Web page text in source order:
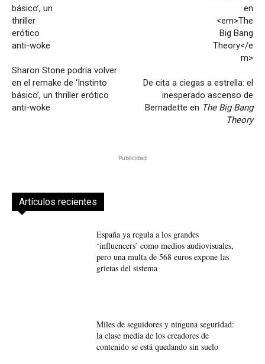
Sharon Stone podría volver
en el remake de ‘Instinto
básico’, un thriller erótico
anti-woke
De cita a ciegas a estrella: el
inesperado ascenso de
Bernadette en The Big Bang
Theory
Publicidad
Artículos recientes
España ya regula a los grandes
‘influencers’ como medios audiovisuales,
pero una multa de 568 euros expone las
grietas del sistema
Miles de seguidores y ninguna seguridad:
la clase media de los creadores de
contenido se está quedando sin suelo